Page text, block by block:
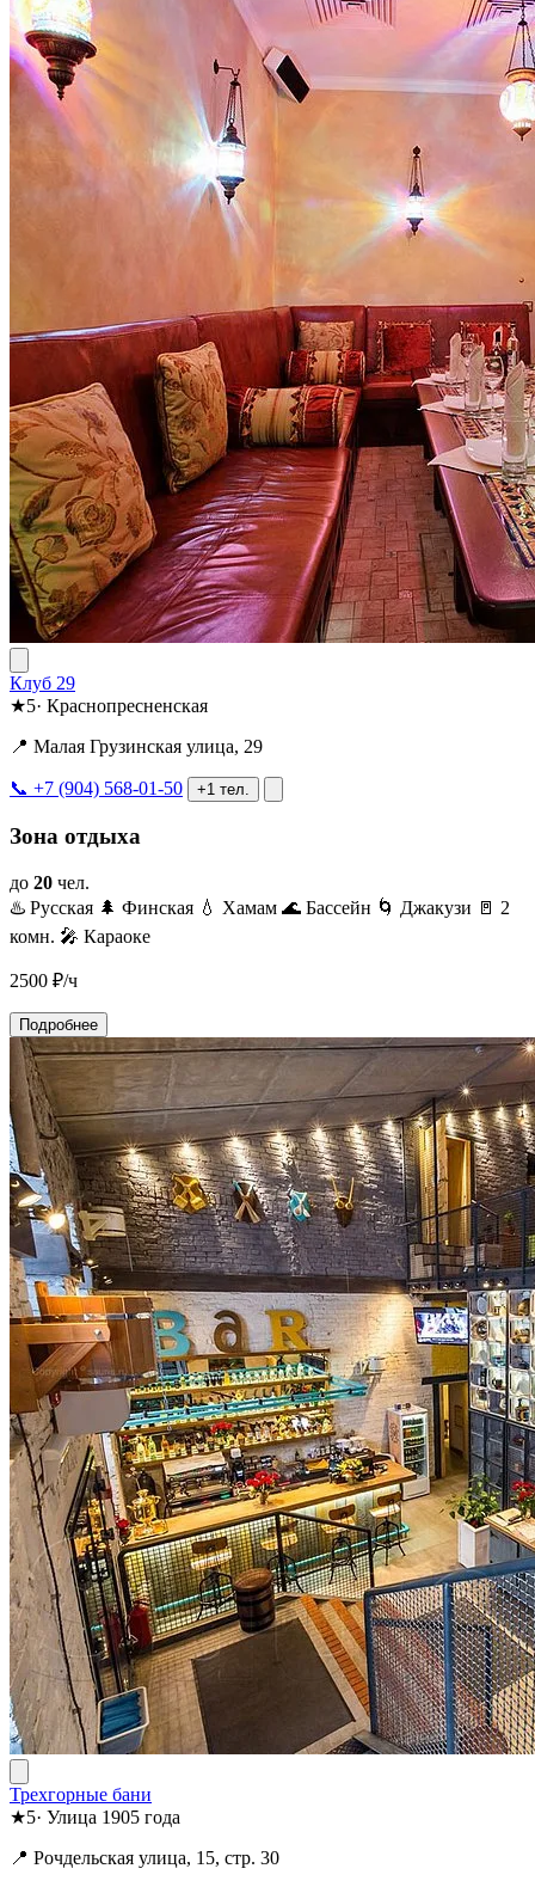
Клуб 29
★5· Краснопресненская
📍 Малая Грузинская улица, 29
📞 +7 (904) 568-01-50 +1 тел.
Зона отдыха
до 20 чел.
♨️ Русская 🌲 Финская 💧 Хамам 🌊 Бассейн 🌀 Джакузи 🚪 2
комн. 🎤 Караоке
2500 ₽/ч
Подробнее
Трехгорные бани
★5· Улица 1905 года
📍 Рочдельская улица, 15, стр. 30